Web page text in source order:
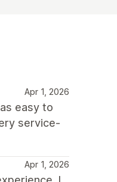
Apr 1, 2026
easy to
service-
Apr 1, 2026